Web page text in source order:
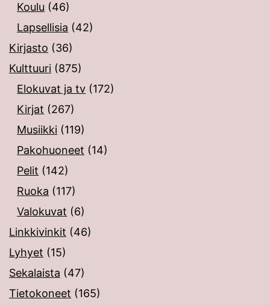
Koulu (46)
Lapsellisia (42)
Kirjasto (36)
Kulttuuri (875)
Elokuvat ja tv (172)
Kirjat (267)
Musiikki (119)
Pakohuoneet (14)
Pelit (142)
Ruoka (117)
Valokuvat (6)
Linkkivinkit (46)
Lyhyet (15)
Sekalaista (47)
Tietokoneet (165)